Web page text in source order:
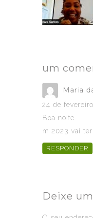
um
Maria
24 de
Boa noite
m 2023 vai ter
RESPONDER
Deixe